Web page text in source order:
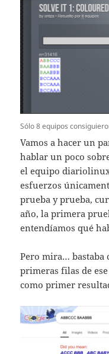
Sólo 8 equipos
Vamos a hacer un
hablar un poco
el equipo
esfuerzos
prueba y prueba,
año, la primera
entendíamos qué
Pero mira… bastaba
primeras filas de
como primer